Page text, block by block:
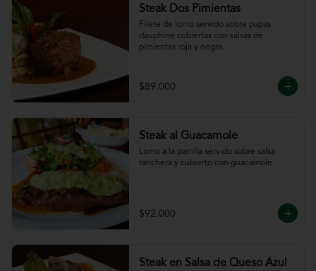
Steak Dos Pimientas
Filete de lomo servido sobre papas
dauphine cubiertas con salsas de
pimientas roja y negra.
$89.000
Steak al Guacamole
Lomo a la parrilla servido sobre salsa
ranchera y cubierto con guacamole.
$92.000
Steak en Salsa de Queso Azul